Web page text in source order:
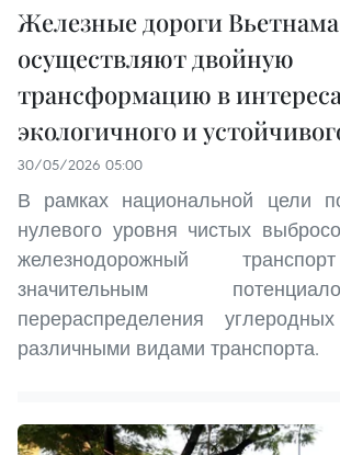
Железные дороги Вьетнама
осуществляют двойную
трансформацию в
экологичного и
30/05/2026 05:00
В рамках национальной цели
нулевого уровня чистых
железнодорожный
значительным
перераспределения
различными видами транспорта.